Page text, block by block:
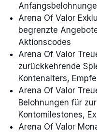
Arena Of Valor
begrenzte
Aktionscodes
Arena Of Valor
zurückkehrende
Kontenalters,
Arena Of Valor
Belohnungen für
Kontomilestones,
Arena Of Valor